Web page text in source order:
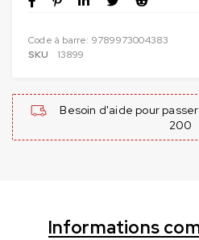
Code à barre: 9789973004383
SKU
13899
Besoin d'aide pour
200
Informations